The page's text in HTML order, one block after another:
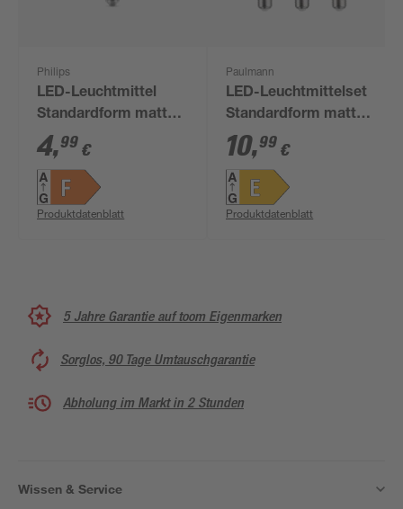
Philips
LED-Leuchtmittel
Standardform matt
E27 4,5 W 470 lm
neutralweiß
4,99 €
Produktdatenblatt
Paulmann
LED-Leuchtmittelset
Standardform matt
E27 7 W 806 lm
warmweiß 5 Stück
10,99 €
Produktdatenblatt
5 Jahre Garantie auf toom Eigenmarken
Sorglos, 90 Tage Umtauschgarantie
Abholung im Markt in 2 Stunden
Wissen & Service